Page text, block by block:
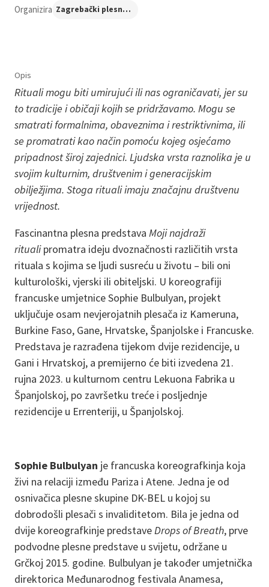
Organizira Zagrebački plesni centar
Opis
Rituali mogu biti umirujući ili nas ograničavati, jer su
to tradicije i običaji kojih se pridržavamo. Mogu se
smatrati formalnima, obaveznima i restriktivnima, ili
se promatrati kao način pomoću kojeg osjećamo
pripadnost široj zajednici. Ljudska vrsta raznolika je u
svojim kulturnim, društvenim i generacijskim
obilježjima. Stoga rituali imaju značajnu društvenu
vrijednost.
Fascinantna plesna predstava Moji najdraži
ritualipromatra ideju dvoznačnosti različitih vrsta
rituala s kojima se ljudi susreću u životu – bili oni
kulturološki, vjerski ili obiteljski. U koreografiji
francuske umjetnice Sophie Bulbulyan, projekt
uključuje osam nevjerojatnih plesača iz Kameruna,
Burkine Faso, Gane, Hrvatske, Španjolske i Francuske.
Predstava je razrađena tijekom dvije rezidencije, u
Gani i Hrvatskoj, a premijerno će biti izvedena 21.
rujna 2023. u kulturnom centru Lekuona Fabrika u
Španjolskoj, po završetku treće i posljednje
rezidencije u Errenteriji, u Španjolskoj.
Sophie Bulbulyan je francuska koreografkinja koja
živi na relaciji između Pariza i Atene. Jedna je od
osnivačica plesne skupine DK-BEL u kojoj su
dobrodošli plesači s invaliditetom. Bila je jedna od
dvije koreografkinje predstaveDrops of Breath, prve
podvodne plesne predstave u svijetu, održane u
Grčkoj 2015. godine. Bulbulyan je također umjetnička
direktorica Međunarodnog festivala Anamesa,